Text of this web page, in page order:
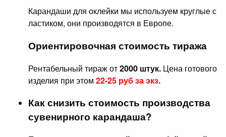
Карандаши для оклейки мы используем круглые с
ластиком, они производятся в Европе.
Ориентировочная стоимость тиража
Рентабельный тираж от2000 штук. Цена готового
изделия при этом 22-25 руб за экз.
Как снизить стоимость производства
сувенирного карандаша?